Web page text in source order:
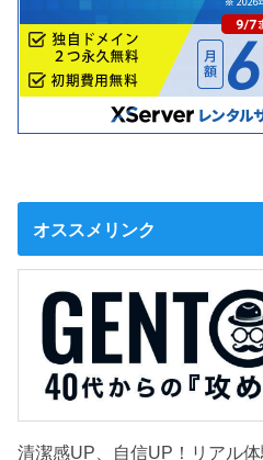
オススメリンク
清潔感UP、自信UP！リアル